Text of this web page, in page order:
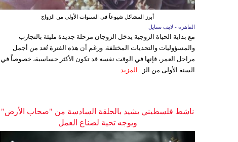
أبرز المشاكل شيوعاً في السنوات الأولى من الزواج
القاهرة - لايف ستايل
مع بداية الحياة الزوجية يدخل الزوجان مرحلة جديدة مليئة بالتجارب
والمسؤوليات والتحديات المختلفة. ورغم أن هذه الفترة تُعد من أجمل
مراحل العمر، فإنها في الوقت نفسه قد تكون الأكثر حساسية، خصوصاً في
السنة الأولى من الز... المزيد
ناشط فلسطيني يشيد بالحلقة السادسة من "صحاب الأرض"
ويوجه تحية لصناع العمل